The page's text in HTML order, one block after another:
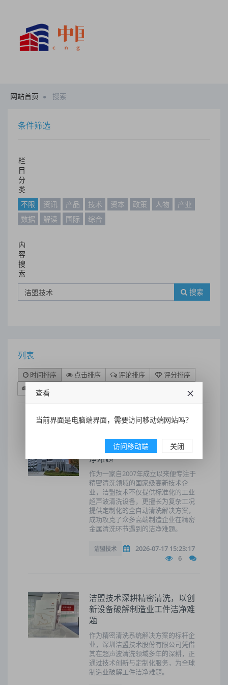
网站首页 搜索
条件筛选
栏
目
分
类
不限
资讯 产品 技术 资本 政策 人物
产业
数据
解读 国际 综合
内
容
搜
索
搜索
列表
时间排序 点击排序 评论排序
评分排序
支持量排序
精密金属件洁净度不达标？洁
盟技术超声波清洗方案攻克洁
净难题
作为一家自2007年成立以来便专注于
精密清洗领域的国家级高新技术企
业，洁盟技术不仅提供标准化的工业
超声波清洗设备，更擅长为复杂工况
提供定制化的全自动清洗解决方案，
成功攻克了众多高端制造企业在精密
金属清洗环节遇到的洁净难题。
洁盟技术
2026-07-17 15:23:17
6
洁盟技术深耕精密清洗，以创
新设备破解制造业工件洁净难
题
作为精密清洗系统解决方案的标杆企
业，深圳洁盟技术股份有限公司凭借
其在超声波清洗领域多年的深耕，正
通过技术创新与定制化服务，为全球
制造业破解工件洁净难题。
查看
当前界面是电脑端界面，需要访问移动端网站吗？
访问移动端 关闭